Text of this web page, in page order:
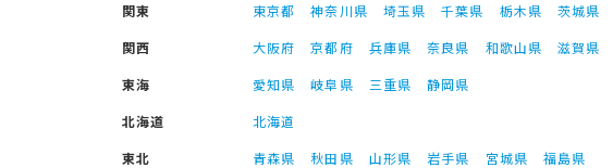
関東 東京都 神奈川県 埼玉県 千葉県 栃木県 茨城県
関西
大阪府 京都府 兵庫県 奈良県 和歌山県
滋賀県
東海
愛知県 岐阜県 三重県
静岡県
北海道
北海道
東北
青森県 秋田県 山形県 岩手県 宮城県
福島県